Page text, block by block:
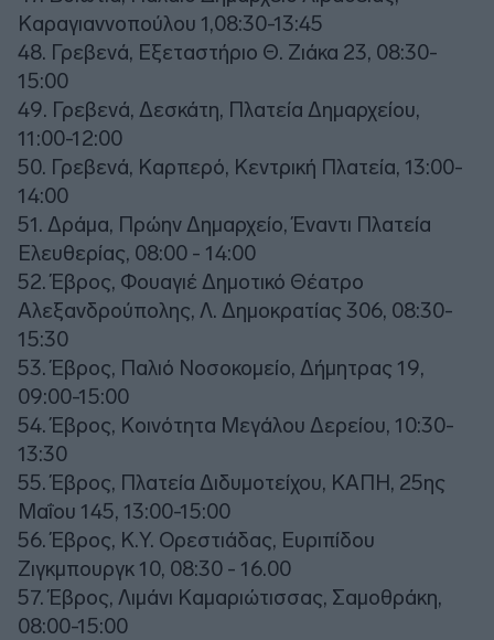
Καραγιαννοπούλου 1,08:30-13:45
48. Γρεβενά, Εξεταστήριο Θ. Ζιάκα 23, 08:30-
15:00
49. Γρεβενά, Δεσκάτη, Πλατεία Δημαρχείου,
11:00-12:00
50. Γρεβενά, Καρπερό, Κεντρική Πλατεία, 13:00-
14:00
51. Δράμα, Πρώην Δημαρχείο, Έναντι Πλατεία
Ελευθερίας, 08:00 - 14:00
52. Έβρος, Φουαγιέ Δημοτικό Θέατρο
Αλεξανδρούπολης, Λ. Δημοκρατίας 306, 08:30-
15:30
53. Έβρος, Παλιό Νοσοκομείο, Δήμητρας 19,
09:00-15:00
54. Έβρος, Κοινότητα Μεγάλου Δερείου, 10:30-
13:30
55. Έβρος, Πλατεία Διδυμοτείχου, ΚΑΠΗ, 25ης
Μαΐου 145, 13:00-15:00
56. Έβρος, Κ.Υ. Ορεστιάδας, Ευριπίδου
Ζιγκμπουργκ 10, 08:30 - 16.00
57. Έβρος, Λιμάνι Καμαριώτισσας, Σαμοθράκη,
08:00-15:00